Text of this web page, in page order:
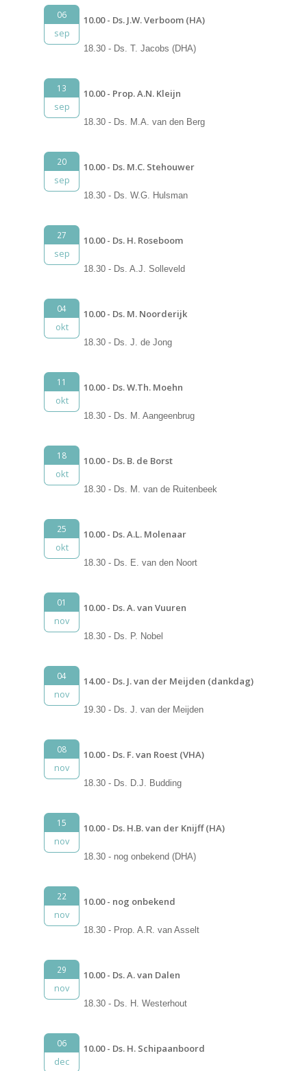
06
sep
10.00 - Ds. J.W. Verboom (HA)
18.30 - Ds. T. Jacobs (DHA)
13
sep
10.00 - Prop. A.N. Kleijn
18.30 - Ds. M.A. van den Berg
20
sep
10.00 - Ds. M.C. Stehouwer
18.30 - Ds. W.G. Hulsman
27
sep
10.00 - Ds. H. Roseboom
18.30 - Ds. A.J. Solleveld
04
okt
10.00 - Ds. M. Noorderijk
18.30 - Ds. J. de Jong
11
okt
10.00 - Ds. W.Th. Moehn
18.30 - Ds. M. Aangeenbrug
18
okt
10.00 - Ds. B. de Borst
18.30 - Ds. M. van de Ruitenbeek
25
okt
10.00 - Ds. A.L. Molenaar
18.30 - Ds. E. van den Noort
01
nov
10.00 - Ds. A. van Vuuren
18.30 - Ds. P. Nobel
04
nov
14.00 - Ds. J. van der Meijden (dankdag)
19.30 - Ds. J. van der Meijden
08
nov
10.00 - Ds. F. van Roest (VHA)
18.30 - Ds. D.J. Budding
15
nov
10.00 - Ds. H.B. van der Knijff (HA)
18.30 - nog onbekend (DHA)
22
nov
10.00 - nog onbekend
18.30 - Prop. A.R. van Asselt
29
nov
10.00 - Ds. A. van Dalen
18.30 - Ds. H. Westerhout
06
dec
10.00 - Ds. H. Schipaanboord